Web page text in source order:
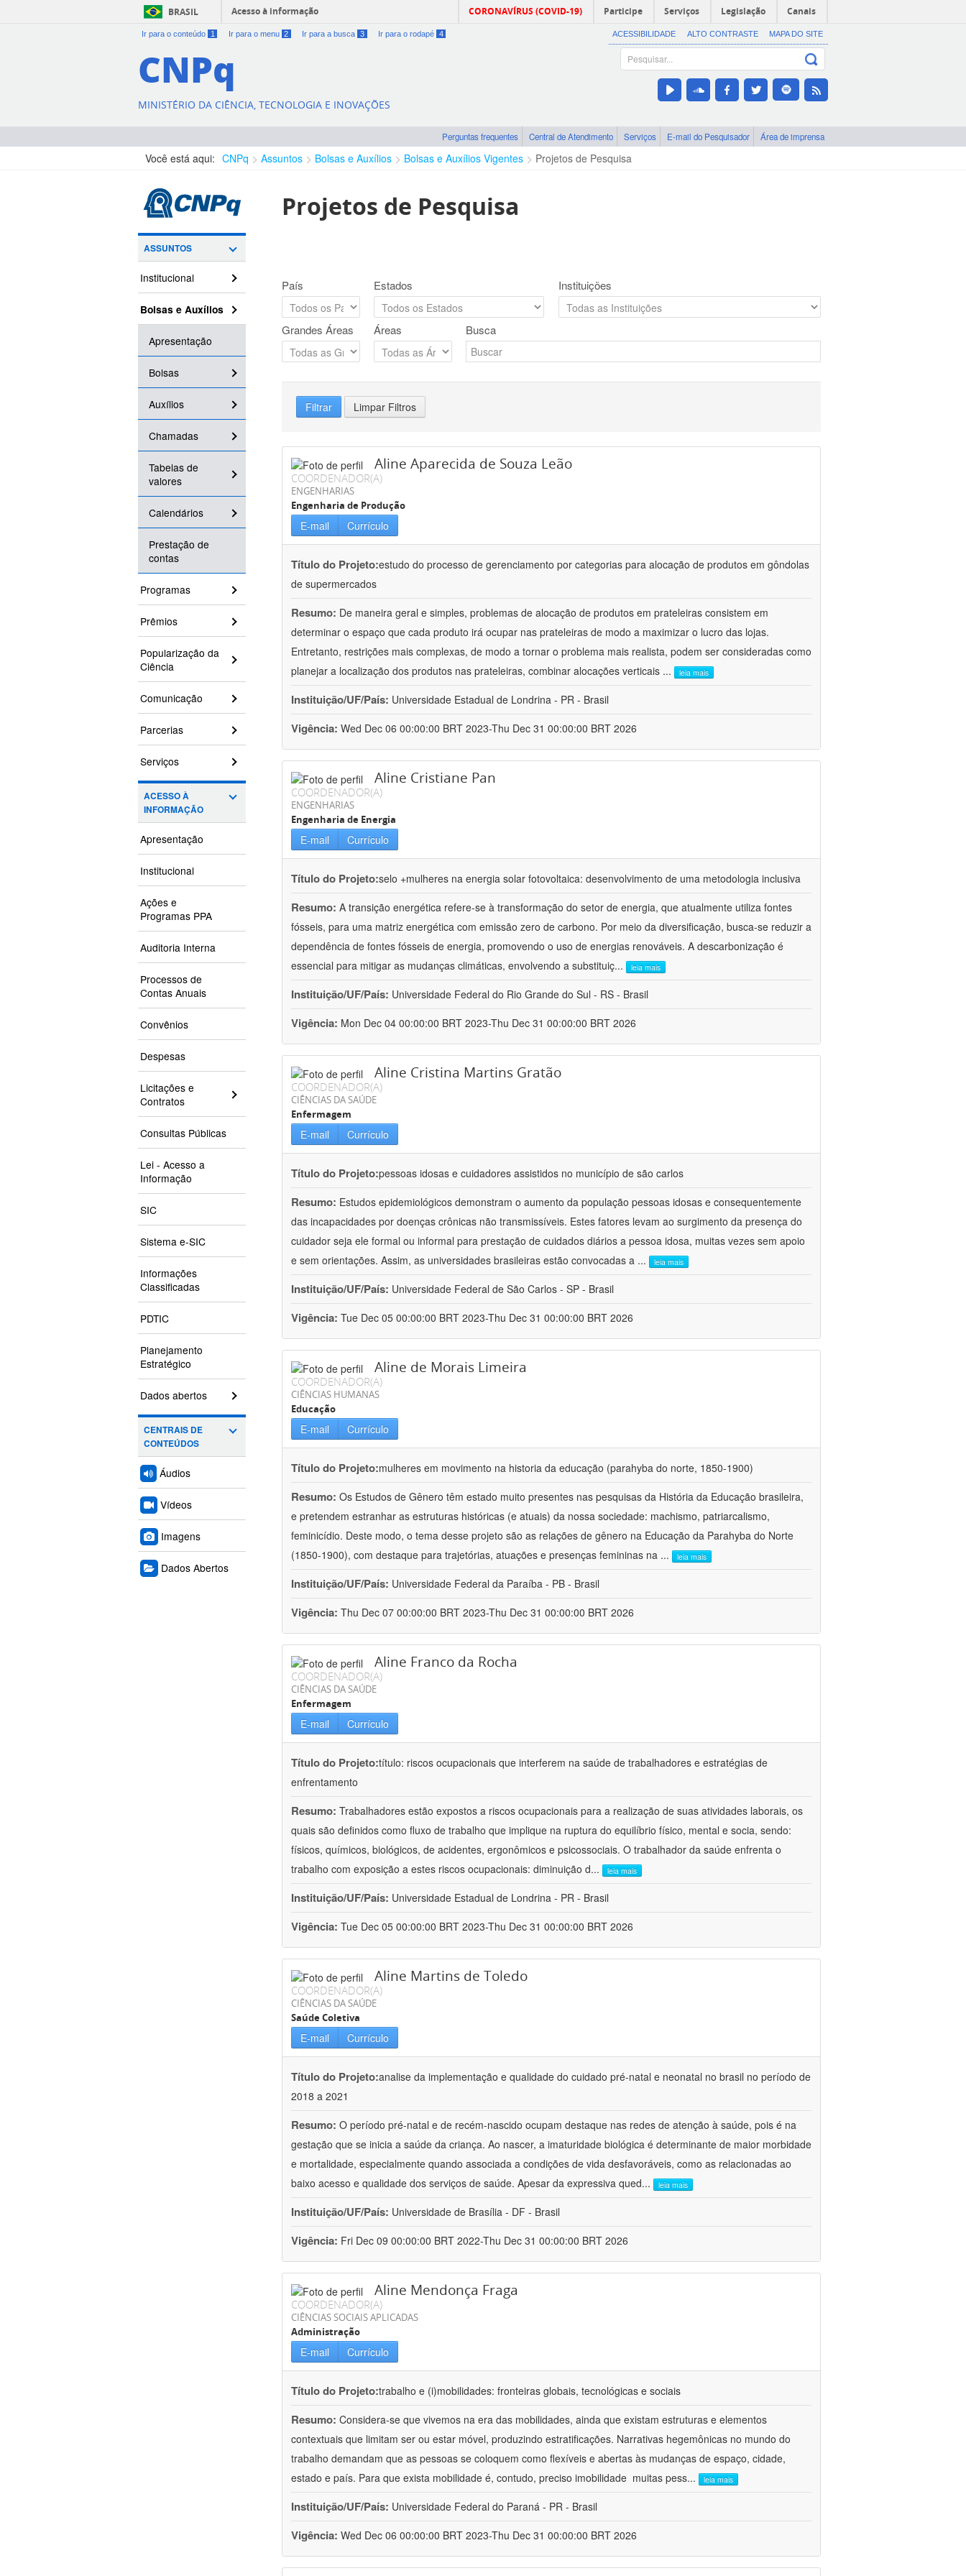
BRASIL Acesso à informação CORONAVÍRUS (COVID-19) Participe Serviços Legislação Canais
Ir para o conteúdo 1 Ir para o menu 2 Ir para a busca 3 Ir para o rodapé 4 ACESSIBILIDADE ALTO CONTRASTE MAPA DO SITE
CNPq
MINISTÉRIO DA CIÊNCIA, TECNOLOGIA E INOVAÇÕES
Perguntas frequentes Central de Atendimento Serviços E-mail do Pesquisador Área de imprensa
Você está aqui: CNPq Assuntos Bolsas e Auxílios Bolsas e Auxílios Vigentes Projetos de Pesquisa
ASSUNTOS
Institucional
Bolsas e Auxílios
Apresentação
Bolsas
Auxílios
Chamadas
Tabelas de
valores
Calendários
Prestação de
contas
Programas
Prêmios
Popularização da
Ciência
Comunicação
Parcerias
Serviços
ACESSO À
INFORMAÇÃO
Apresentação
Institucional
Ações e
Programas PPA
Auditoria Interna
Processos de
Contas Anuais
Convênios
Despesas
Licitações e
Contratos
Consultas Públicas
Lei - Acesso a
Informação
SIC
Sistema e-SIC
Informações
Classificadas
PDTIC
Planejamento
Estratégico
Dados abertos
CENTRAIS DE
CONTEÚDOS
Áudios
Vídeos
Imagens
Dados Abertos
Projetos de Pesquisa
País Estados Instituições
Grandes Áreas Áreas Busca
Filtrar Limpar Filtros
Aline Aparecida de Souza Leão
COORDENADOR(A)
ENGENHARIAS
Engenharia de Produção
E-mail Currículo
Título do Projeto:estudo do processo de gerenciamento por categorias para alocação de produtos em gôndolas
de supermercados
Resumo: De maneira geral e simples, problemas de alocação de produtos em prateleiras consistem em
determinar o espaço que cada produto irá ocupar nas prateleiras de modo a maximizar o lucro das lojas.
Entretanto, restrições mais complexas, de modo a tornar o problema mais realista, podem ser consideradas como
planejar a localização dos produtos nas prateleiras, combinar alocações verticais ... leia mais
Instituição/UF/País: Universidade Estadual de Londrina - PR - Brasil
Vigência: Wed Dec 06 00:00:00 BRT 2023-Thu Dec 31 00:00:00 BRT 2026
Aline Cristiane Pan
COORDENADOR(A)
ENGENHARIAS
Engenharia de Energia
E-mail Currículo
Título do Projeto:selo +mulheres na energia solar fotovoltaica: desenvolvimento de uma metodologia inclusiva
Resumo: A transição energética refere-se à transformação do setor de energia, que atualmente utiliza fontes
fósseis, para uma matriz energética com emissão zero de carbono. Por meio da diversificação, busca-se reduzir a
dependência de fontes fósseis de energia, promovendo o uso de energias renováveis. A descarbonização é
essencial para mitigar as mudanças climáticas, envolvendo a substituiç... leia mais
Instituição/UF/País: Universidade Federal do Rio Grande do Sul - RS - Brasil
Vigência: Mon Dec 04 00:00:00 BRT 2023-Thu Dec 31 00:00:00 BRT 2026
Aline Cristina Martins Gratão
COORDENADOR(A)
CIÊNCIAS DA SAÚDE
Enfermagem
E-mail Currículo
Título do Projeto:pessoas idosas e cuidadores assistidos no município de são carlos
Resumo: Estudos epidemiológicos demonstram o aumento da população pessoas idosas e consequentemente
das incapacidades por doenças crônicas não transmissíveis. Estes fatores levam ao surgimento da presença do
cuidador seja ele formal ou informal para prestação de cuidados diários a pessoa idosa, muitas vezes sem apoio
e sem orientações. Assim, as universidades brasileiras estão convocadas a ... leia mais
Instituição/UF/País: Universidade Federal de São Carlos - SP - Brasil
Vigência: Tue Dec 05 00:00:00 BRT 2023-Thu Dec 31 00:00:00 BRT 2026
Aline de Morais Limeira
COORDENADOR(A)
CIÊNCIAS HUMANAS
Educação
E-mail Currículo
Título do Projeto:mulheres em movimento na historia da educação (parahyba do norte, 1850-1900)
Resumo: Os Estudos de Gênero têm estado muito presentes nas pesquisas da História da Educação brasileira,
e pretendem estranhar as estruturas históricas (e atuais) da nossa sociedade: machismo, patriarcalismo,
feminicídio. Deste modo, o tema desse projeto são as relações de gênero na Educação da Parahyba do Norte
(1850-1900), com destaque para trajetórias, atuações e presenças femininas na ... leia mais
Instituição/UF/País: Universidade Federal da Paraíba - PB - Brasil
Vigência: Thu Dec 07 00:00:00 BRT 2023-Thu Dec 31 00:00:00 BRT 2026
Aline Franco da Rocha
COORDENADOR(A)
CIÊNCIAS DA SAÚDE
Enfermagem
E-mail Currículo
Título do Projeto:título: riscos ocupacionais que interferem na saúde de trabalhadores e estratégias de
enfrentamento
Resumo: Trabalhadores estão expostos a riscos ocupacionais para a realização de suas atividades laborais, os
quais são definidos como fluxo de trabalho que implique na ruptura do equilíbrio físico, mental e socia, sendo:
físicos, químicos, biológicos, de acidentes, ergonômicos e psicossociais. O trabalhador da saúde enfrenta o
trabalho com exposição a estes riscos ocupacionais: diminuição d... leia mais
Instituição/UF/País: Universidade Estadual de Londrina - PR - Brasil
Vigência: Tue Dec 05 00:00:00 BRT 2023-Thu Dec 31 00:00:00 BRT 2026
Aline Martins de Toledo
COORDENADOR(A)
CIÊNCIAS DA SAÚDE
Saúde Coletiva
E-mail Currículo
Título do Projeto:analise da implementação e qualidade do cuidado pré-natal e neonatal no brasil no período de
2018 a 2021
Resumo: O período pré-natal e de recém-nascido ocupam destaque nas redes de atenção à saúde, pois é na
gestação que se inicia a saúde da criança. Ao nascer, a imaturidade biológica é determinante de maior morbidade
e mortalidade, especialmente quando associada a condições de vida desfavoráveis, como as relacionadas ao
baixo acesso e qualidade dos serviços de saúde. Apesar da expressiva qued... leia mais
Instituição/UF/País: Universidade de Brasília - DF - Brasil
Vigência: Fri Dec 09 00:00:00 BRT 2022-Thu Dec 31 00:00:00 BRT 2026
Aline Mendonça Fraga
COORDENADOR(A)
CIÊNCIAS SOCIAIS APLICADAS
Administração
E-mail Currículo
Título do Projeto:trabalho e (i)mobilidades: fronteiras globais, tecnológicas e sociais
Resumo: Considera-se que vivemos na era das mobilidades, ainda que existam estruturas e elementos
contextuais que limitam ser ou estar móvel, produzindo estratificações. Narrativas hegemônicas no mundo do
trabalho demandam que as pessoas se coloquem como flexíveis e abertas às mudanças de espaço, cidade,
estado e país. Para que exista mobilidade é, contudo, preciso imobilidade  muitas pess... leia mais
Instituição/UF/País: Universidade Federal do Paraná - PR - Brasil
Vigência: Wed Dec 06 00:00:00 BRT 2023-Thu Dec 31 00:00:00 BRT 2026